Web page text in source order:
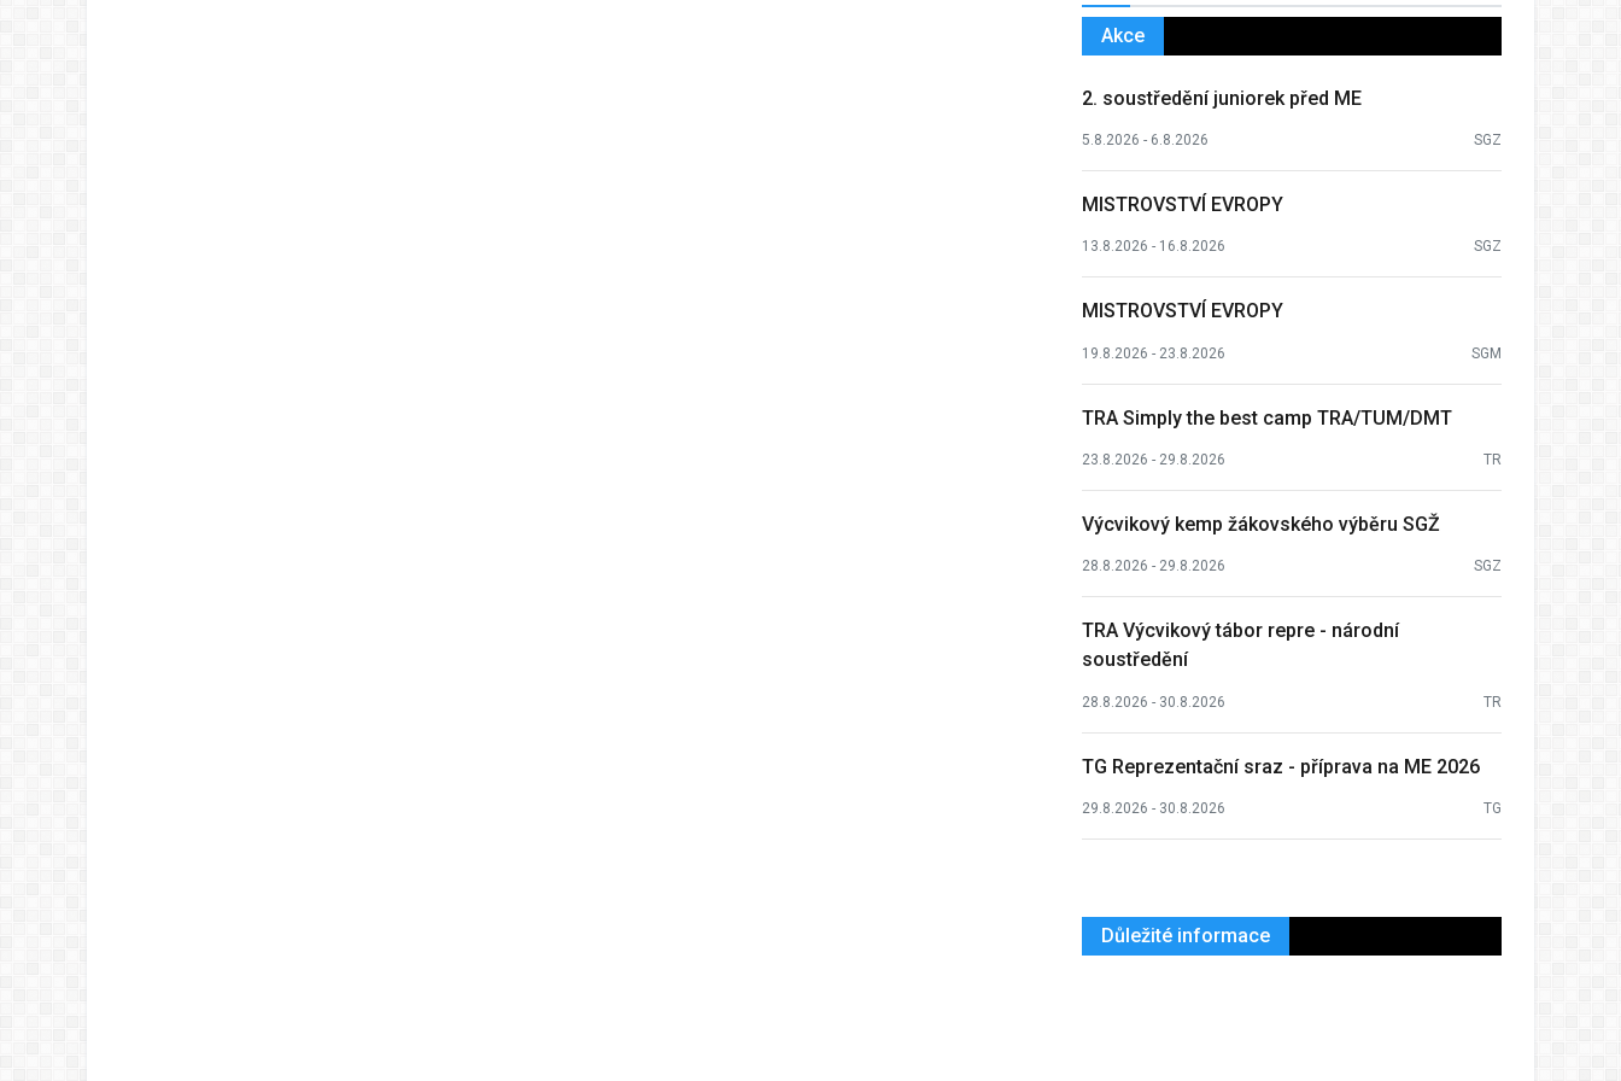
Akce
2. soustředění juniorek před ME
5.8.2026 - 6.8.2026 SGZ
MISTROVSTVÍ EVROPY
13.8.2026 - 16.8.2026 SGZ
MISTROVSTVÍ EVROPY
19.8.2026 - 23.8.2026 SGM
TRA Simply the best camp TRA/TUM/DMT
23.8.2026 - 29.8.2026 TR
Výcvikový kemp žákovského výběru SGŽ
28.8.2026 - 29.8.2026 SGZ
TRA Výcvikový tábor repre - národní
soustředění
28.8.2026 - 30.8.2026 TR
TG Reprezentační sraz - příprava na ME 2026
29.8.2026 - 30.8.2026 TG
Důležité informace